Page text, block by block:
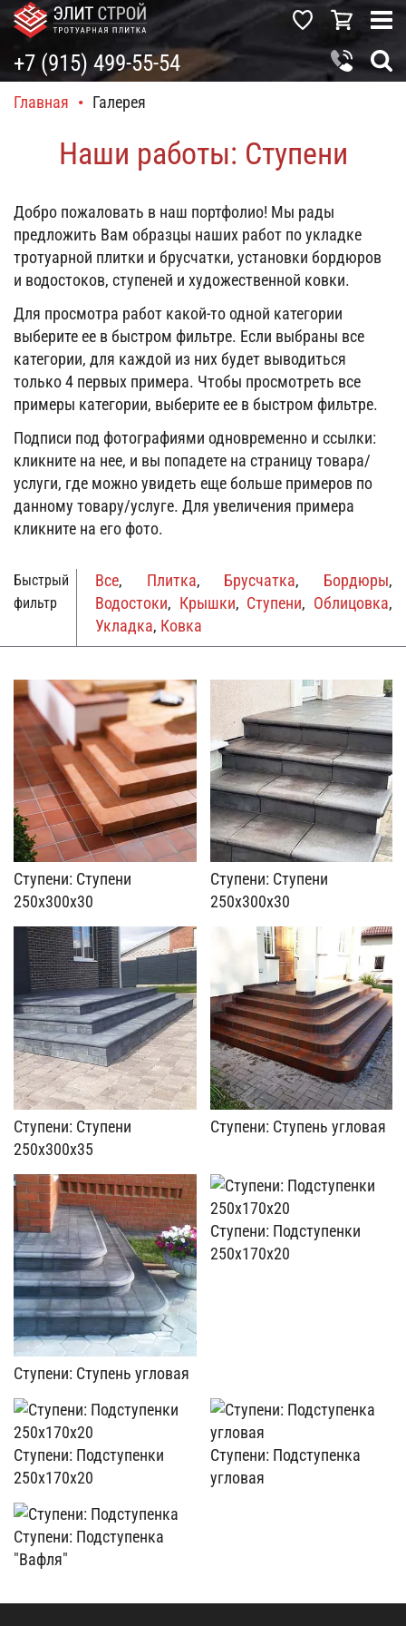
+7 (915) 499-55-54
Главная • Галерея
Наши работы: Ступени
Добро пожаловать в наш портфолио! Мы рады
предложить Вам образцы наших работ по укладке
тротуарной плитки и брусчатки, установки бордюров
и водостоков, ступеней и художественной ковки.
Для просмотра работ какой-то одной категории
выберите ее в быстром фильтре. Если выбраны все
категории, для каждой из них будет выводиться
только 4 первых примера. Чтобы просмотреть все
примеры категории, выберите ее в быстром фильтре.
Подписи под фотографиями одновременно и ссылки:
кликните на нее, и вы попадете на страницу товара/
услуги, где можно увидеть еще больше примеров по
данному товару/услуге. Для увеличения примера
кликните на его фото.
Быстрый
фильтр
Все, Плитка, Брусчатка, Бордюры,
Водостоки, Крышки, Ступени, Облицовка,
Укладка, Ковка
Ступени: Ступени
250x300x30
Ступени: Ступени
250x300x30
Ступени: Ступени
250x300x35
Ступени: Ступень угловая
Ступени: Ступень угловая
Ступени: Подступенки
250x170x20
Ступени: Подступенки
250x170x20
Ступени: Подступенка
угловая
Ступени: Подступенка
"Вафля"